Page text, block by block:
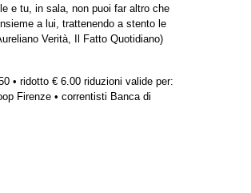
e tu, in sala, non puoi far altro che
a lui, trattenendo a stento le
Verità, Il Fatto Quotidiano)
• ridotto € 6.00 riduzioni valide per:
Firenze • correntisti Banca di